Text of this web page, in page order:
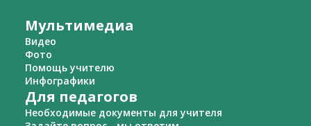
Мультимедиа
Видео
Фото
Помощь учителю
Инфографики
Для педагогов
Необходимые документы для учителя